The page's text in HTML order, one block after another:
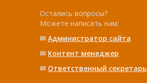
Остались вопросы?
Можете написать нам:
✉ Администратор сайта
✉ Контент менеджер
✉ Ответственный cекретарь